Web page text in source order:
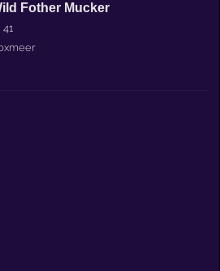
Fother Mucker
41